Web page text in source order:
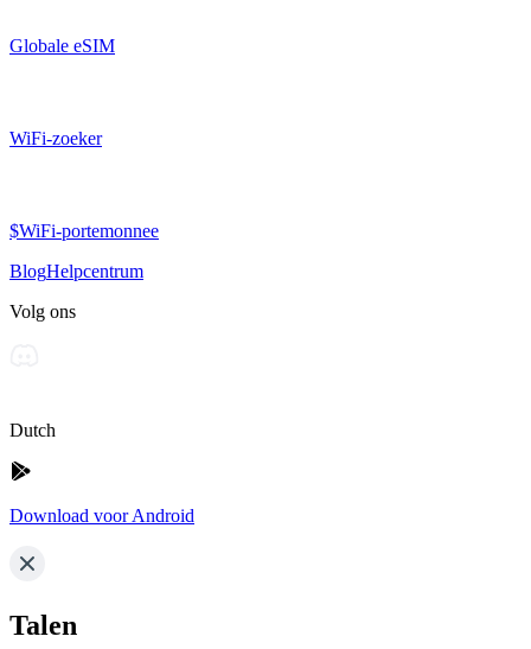
Globale eSIM
WiFi-zoeker
$WiFi-portemonnee
BlogHelpcentrum
Volg ons
Dutch
Download voor Android
Talen